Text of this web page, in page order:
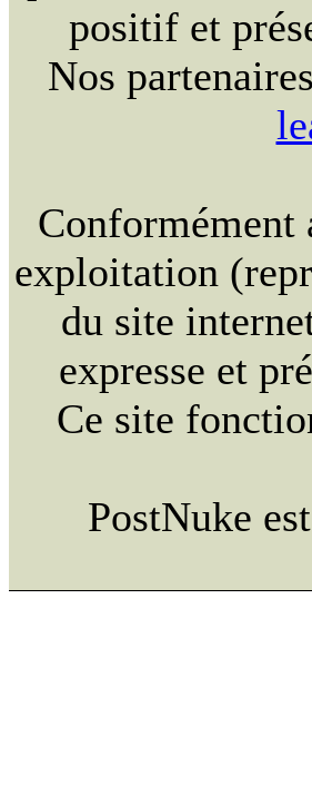
positif et
Nos
Conformément
exploitation
du site
expresse et
Ce site
PostNuke